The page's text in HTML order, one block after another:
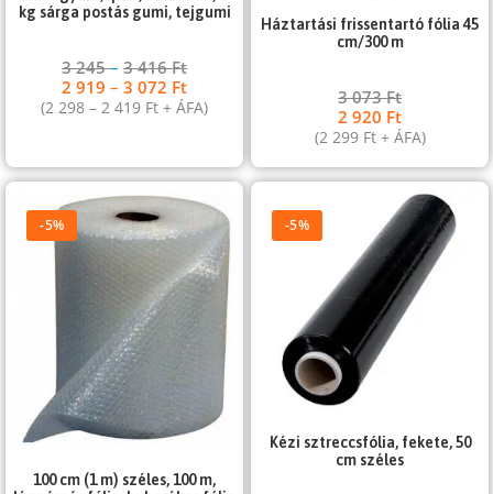
kg sárga postás gumi, tejgumi
3 245–3 416Ft
2 919–3 072 Ft
(2 298–2 419 Ft + ÁFA)
Háztartási frissentartó fólia 45
cm/300 m
3 073Ft
2 920 Ft
(2 299 Ft+ ÁFA)
-5%
100 cm (1 m) széles, 100 m,
-5%
Kézi sztreccsfólia, fekete, 50
cm széles